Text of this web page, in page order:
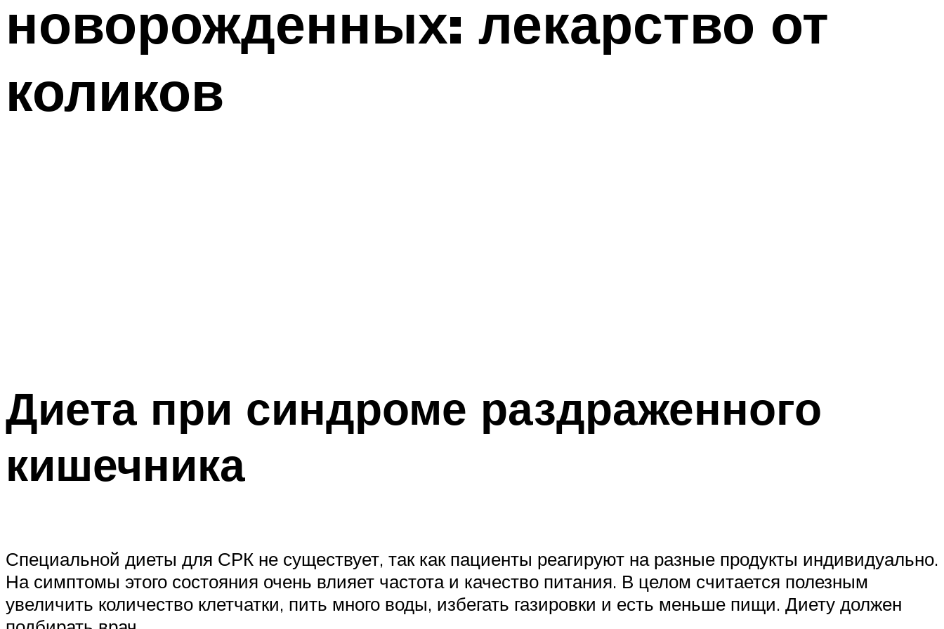
новорожденных: лекарство от
коликов
Диета при синдроме раздраженного
кишечника
Специальной диеты для СРК не существует, так как пациенты реагируют на разные продукты индивидуально.
На симптомы этого состояния очень влияет частота и качество питания. В целом считается полезным
увеличить количество клетчатки, пить много воды, избегать газировки и есть меньше пищи. Диету должен